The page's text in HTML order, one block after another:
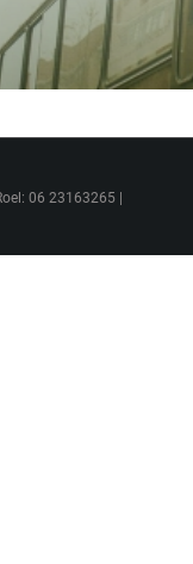
06 23163265 |